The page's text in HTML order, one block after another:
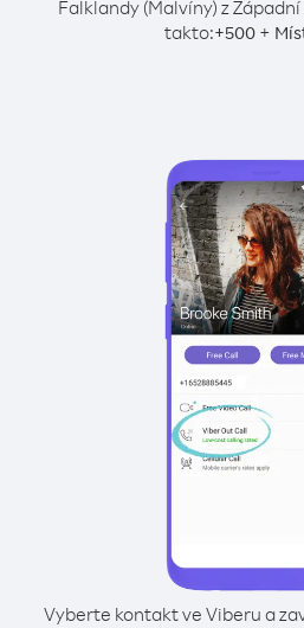
Falklandy (Malvíny) z
takto:+500 +
Vyberte kontakt ve Viberu a